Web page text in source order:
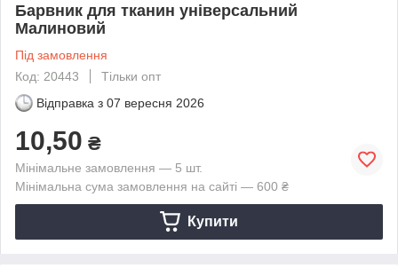
Барвник для тканин універсальний
Малиновий
Під замовлення
Код: 20443
Тільки опт
Відправка з 07 вересня 2026
10,50 ₴
Мінімальне замовлення — 5 шт.
Мінімальна сума замовлення на сайті — 600 ₴
Купити